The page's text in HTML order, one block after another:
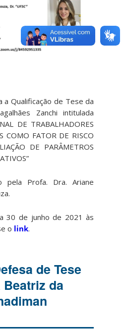
a Qualificação de Tese da
Zanchi intitulada
DE TRABALHADORES
COMO FATOR DE RISCO
DE PARÂMETROS
pela Profa. Dra. Ariane
30 de junho de 2021 às
o link.
de Tese
da